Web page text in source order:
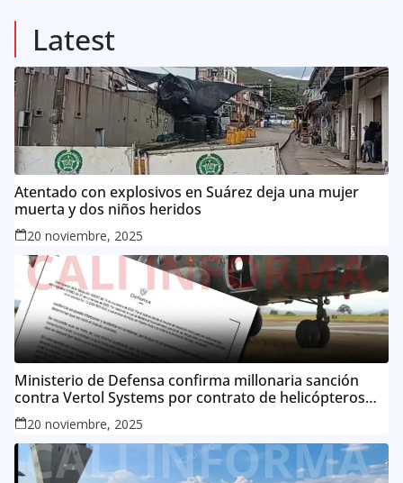
Latest
Atentado con explosivos en Suárez deja una mujer
muerta y dos niños heridos
20 noviembre, 2025
Ministerio de Defensa confirma millonaria sanción
contra Vertol Systems por contrato de helicópteros
MI-1720 noviembre, 2025